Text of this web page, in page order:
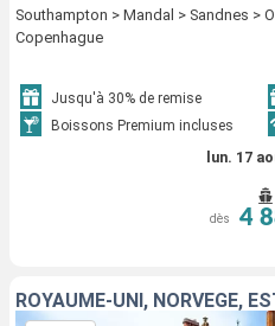
Southampton > Mandal > Sandnes >
Copenhague
Jusqu'à 30% de remise
Boissons Premium incluses
lun. 17
dès 4